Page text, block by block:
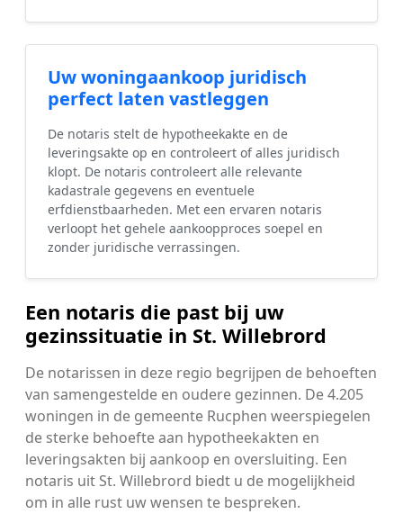
Uw woningaankoop juridisch
perfect laten vastleggen
De notaris stelt de hypotheekakte en de
leveringsakte op en controleert of alles juridisch
klopt. De notaris controleert alle relevante
kadastrale gegevens en eventuele
erfdienstbaarheden. Met een ervaren notaris
verloopt het gehele aankoopproces soepel en
zonder juridische verrassingen.
Een notaris die past bij uw
gezinssituatie in St. Willebrord
De notarissen in deze regio begrijpen de behoeften
van samengestelde en oudere gezinnen. De 4.205
woningen in de gemeente Rucphen weerspiegelen
de sterke behoefte aan hypotheekakten en
leveringsakten bij aankoop en oversluiting. Een
notaris uit St. Willebrord biedt u de mogelijkheid
om in alle rust uw wensen te bespreken.